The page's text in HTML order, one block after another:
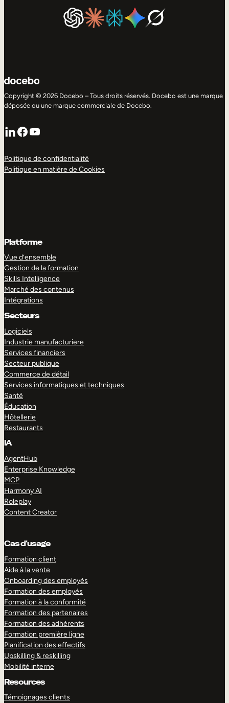
Copyright © 2026 Docebo – Tous droits réservés. Docebo est une marque
déposée ou une marque commerciale de Docebo.
LinkedIn
Facebook
YouTube
Politique de confidentialité
Politique en matière de Cookies
Platforme
Vue d’ensemble
Gestion de la formation
Skills Intelligence
Marché des contenus
Intégrations
Secteurs
Logiciels
Industrie manufacturiere
Services financiers
Secteur publique
Commerce de détail
Services informatiques et techniques
Santé
Éducation
Hôtellerie
Restaurants
IA
AgentHub
Enterprise Knowledge
MCP
Harmony AI
Roleplay
Content Creator
Cas d’usage
Formation client
Aide à la vente
Onboarding des employés
Formation des employés
Formation à la conformité
Formation des partenaires
Formation des adhérents
Formation première ligne
Planification des effectifs
Upskilling & reskilling
Mobilité interne
Resources
Témoignages clients